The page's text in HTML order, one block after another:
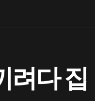
려다